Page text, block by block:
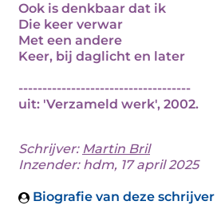
Ook is denkbaar dat ik
Die keer verwar
Met een andere
Keer, bij daglicht en later
------------------------------------
uit: 'Verzameld werk', 2002.
Schrijver: Martin Bril
Inzender: hdm, 17 april 2025
Biografie van deze schrijver